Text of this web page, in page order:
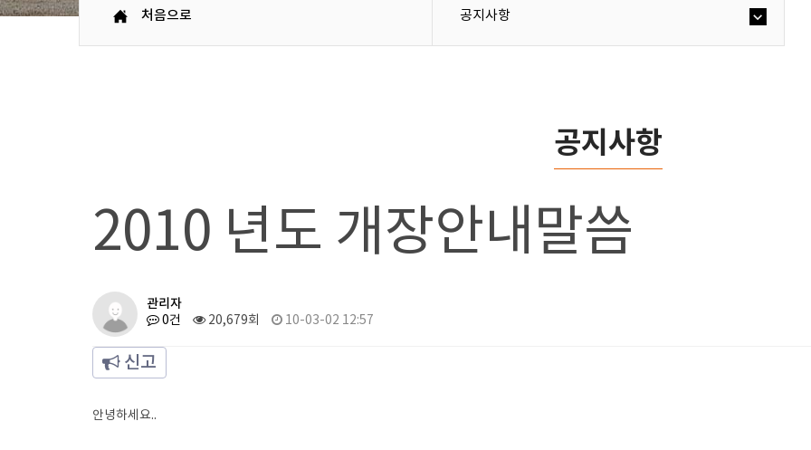
처음으로 공지사항
공지사항
2010 년도 개장안내말씀
관리자
0건 20,679회 10-03-02 12:57
신고
안녕하세요..